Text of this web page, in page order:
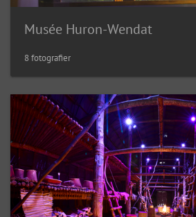
Musée Huron-Wendat
8 fotografier